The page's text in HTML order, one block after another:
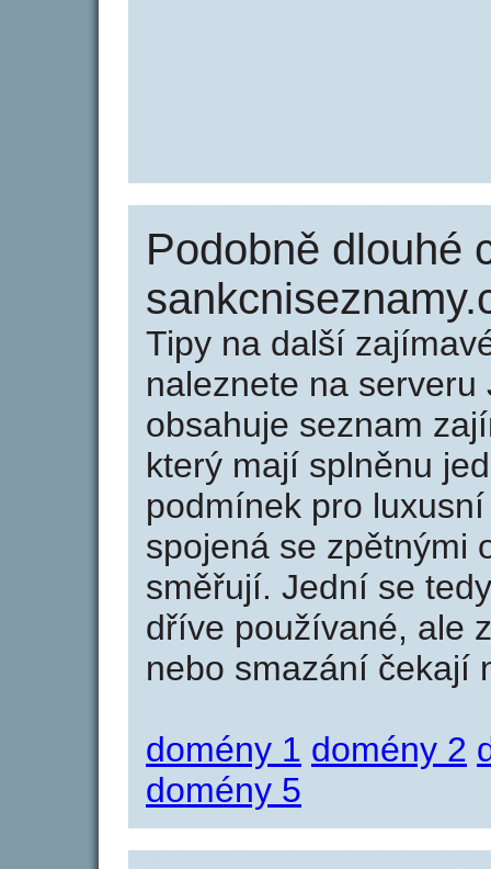
Podobně dlouhé
Tipy na další
naleznete na serveru
obsahuje seznam
který mají splněnu
podmínek pro
spojená se zpětnými
směřují. Jední se
dříve používané, ale
nebo smazání čekají
domény 1 domény 2
domény 5